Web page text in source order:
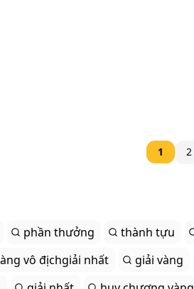
1 2
phần thưởng thành tựu
vô địchgiải nhất giải vàng